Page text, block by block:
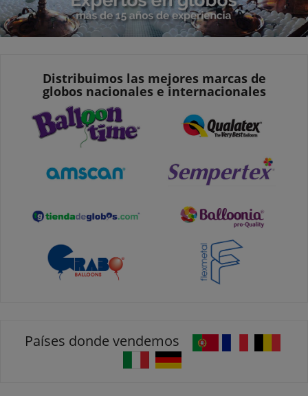
Distribuimos las mejores marcas de
globos nacionales e internacionales
Países donde vendemos